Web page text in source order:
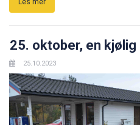
Les mer
25. oktober, en kjølig
25.10.2023